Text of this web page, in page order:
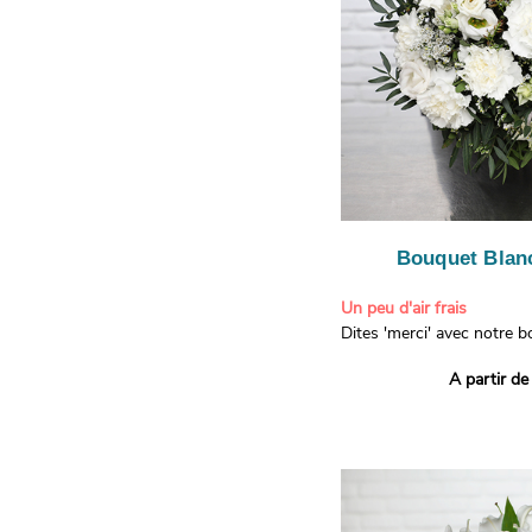
Bouquet
Un peu d'air frais
Dites 'merci' avec notre
de limonium blanc, ce
symbolisent l'amour et
A partir